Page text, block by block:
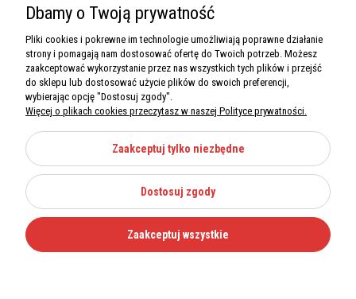
Sawim Group Mariusz Zdyb sp. k.
NIP: 5130284470
REGON: 5246591010
O nas
Informacje
Moje konto
Kategorie
Dbamy o Twoją prywatność
Pliki cookies i pokrewne im technologie umożliwiają poprawne działanie
strony i pomagają nam dostosować ofertę do Twoich potrzeb. Możesz
zaakceptować wykorzystanie przez nas wszystkich tych plików i przejść
do sklepu lub dostosować użycie plików do swoich preferencji,
wybierając opcję "Dostosuj zgody".
Więcej o plikach cookies przeczytasz w naszej Polityce prywatności.
Zaakceptuj tylko niezbędne
Dostosuj zgody
Zaakceptuj wszystkie